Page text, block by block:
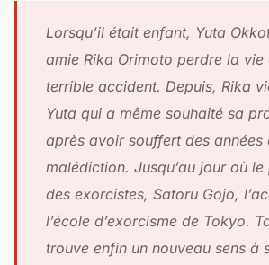
Lorsqu’il était enfant, Yuta
amie Rika Orimoto perdre la vie
terrible accident. Depuis, Rika
Yuta qui a même souhaité sa
après avoir souffert des années
malédiction. Jusqu’au jour où
des exorcistes, Satoru Gojo,
l’école d’exorcisme de Tokyo.
trouve enfin un nouveau sens à